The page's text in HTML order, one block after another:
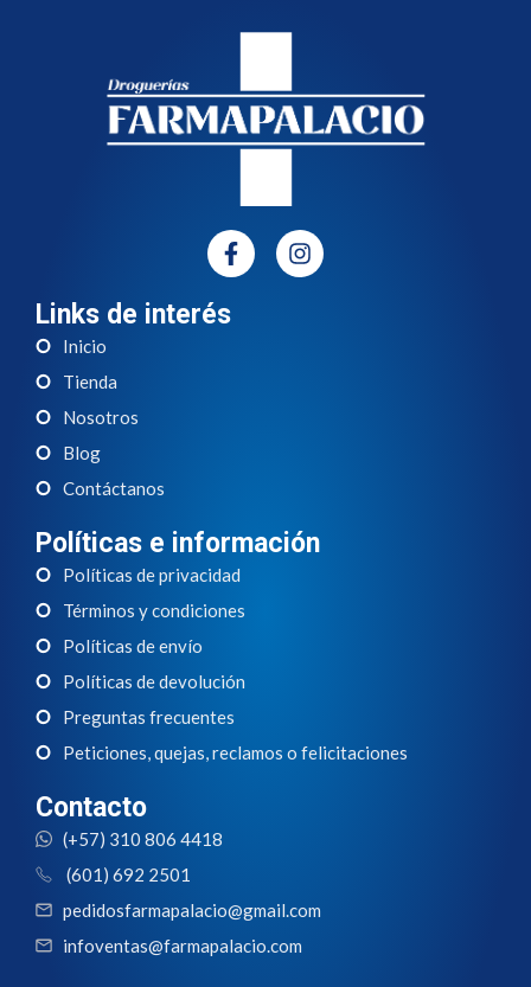
Links de interés
Inicio
Tienda
Nosotros
Blog
Contáctanos
Políticas e información
Políticas de privacidad
Términos y condiciones
Políticas de envío
Políticas de devolución
Preguntas frecuentes
Peticiones, quejas, reclamos o felicitaciones
Contacto
(+57) 310 806 4418
(601) 692 2501
pedidosfarmapalacio@gmail.com
infoventas@farmapalacio.com